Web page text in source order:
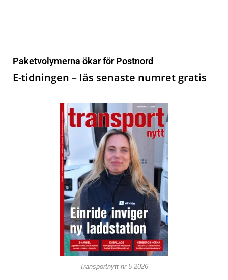
Paketvolymerna ökar för Postnord
E-tidningen – läs senaste numret gratis
Transportnytt nr 5-2026